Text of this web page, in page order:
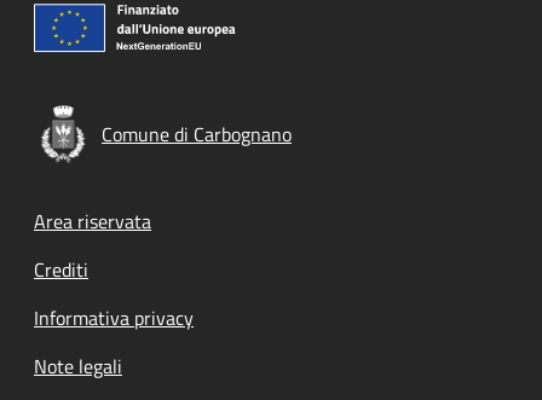
Comune di Carbognano
Footer menu
Area riservata
Crediti
Informativa privacy
Note legali